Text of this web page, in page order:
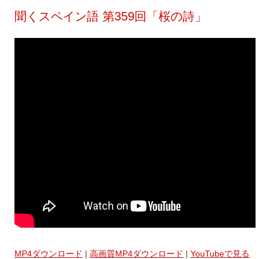
聞くスペイン語 第359回「桜の詩」
MP4ダウンロード | 高画質MP4ダウンロード | YouTubeで見る